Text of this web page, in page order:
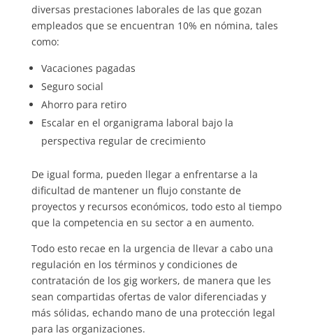
diversas prestaciones laborales de las que gozan
empleados que se encuentran 10% en nómina, tales
como:
Vacaciones pagadas
Seguro social
Ahorro para retiro
Escalar en el organigrama laboral bajo la
perspectiva regular de crecimiento
De igual forma, pueden llegar a enfrentarse a la
dificultad de mantener un flujo constante de
proyectos y recursos económicos, todo esto al tiempo
que la competencia en su sector a en aumento.
Todo esto recae en la urgencia de llevar a cabo una
regulación en los términos y condiciones de
contratación de los gig workers, de manera que les
sean compartidas ofertas de valor diferenciadas y
más sólidas, echando mano de una protección legal
para las organizaciones.